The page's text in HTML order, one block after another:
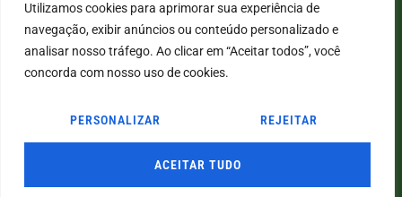
Utilizamos cookies para aprimorar sua experiência de
navegação, exibir anúncios ou conteúdo personalizado e
analisar nosso tráfego. Ao clicar em “Aceitar todos”, você
concorda com nosso uso de cookies.
PERSONALIZAR REJEITAR
ACEITAR TUDO
© COPYRIGHT2026→ LABORATÓRIO SÃO VICENTE → POR: CONEKI - SOLUÇÕES DIGITAIS |